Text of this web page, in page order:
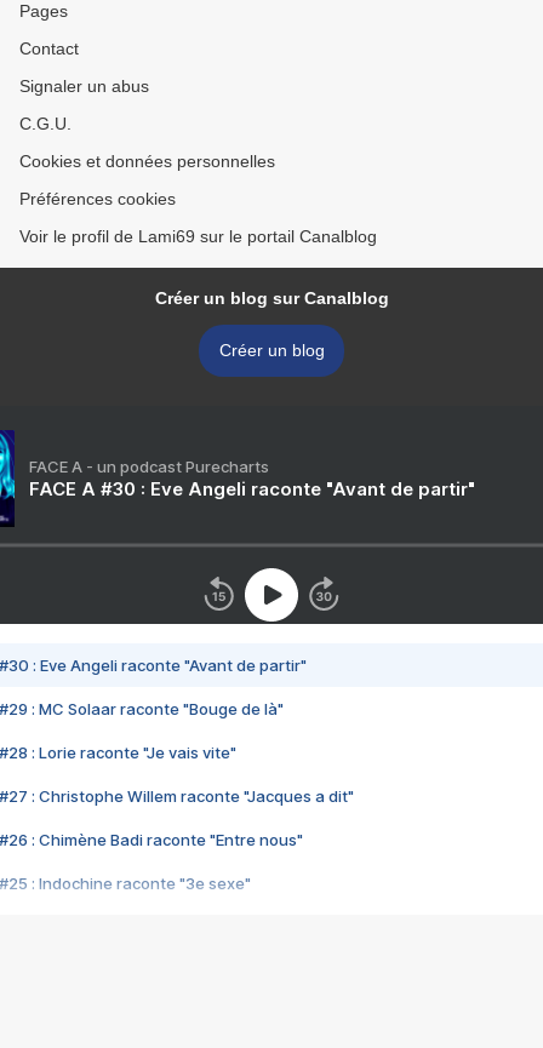
Pages
Contact
Signaler un abus
C.G.U.
Cookies et données personnelles
Préférences cookies
Voir le profil de Lami69 sur le portail Canalblog
Créer un blog sur Canalblog
Créer un blog
FACE A - un podcast Purecharts
FACE A #30 : Eve Angeli raconte "Avant de partir"
#30 : Eve Angeli raconte "Avant de partir"
#29 : MC Solaar raconte "Bouge de là"
#28 : Lorie raconte "Je vais vite"
#27 : Christophe Willem raconte "Jacques a dit"
#26 : Chimène Badi raconte "Entre nous"
#25 : Indochine raconte "3e sexe"